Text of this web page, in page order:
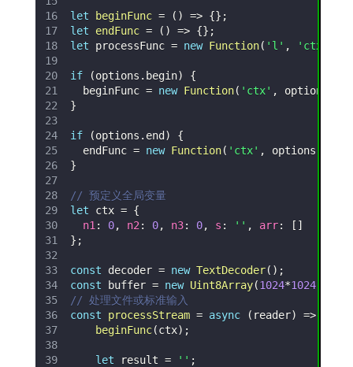
let beginFunc = ( ) => {} ;
let
endFunc = ( ) => {} ;
let processFunc = new Function( 'l' , 'ctx'
if (options . begin)
{
  beginFunc
= new Function( 'ctx' , options
}
if (options . end )
{
  endFunc
= new Function( 'ctx' , options
}
// 预定义全局变量
let ctx = {
n1 : 0, n2 : 0, n3: 0, s : '' , arr: [ ]
} ;
const decoder = new TextDecoder( ) ;
const buffer = new Uint8Array(1024*1024)
// 处理文件或标准输入
const
processStream = async ( reader) =>
beginFunc(ctx) ;
let result = '' ;